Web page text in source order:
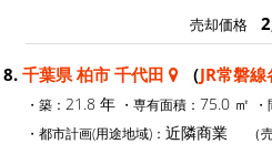
売却価格
8. 千葉県 柏市 千代田 （JR常磐
・築： 21.8 年 ・専有面積： 75.0 ㎡
・都市計画(用途地域)： 近隣商業 （